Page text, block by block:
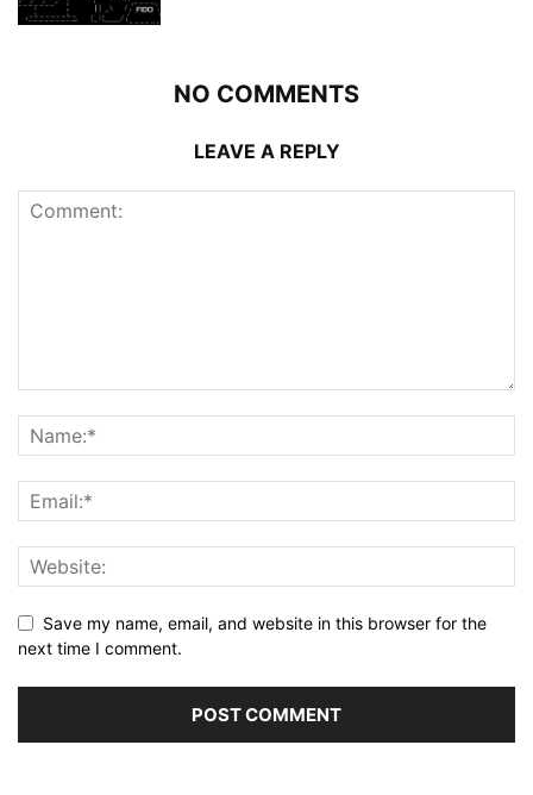
NO COMMENTS
LEAVE A REPLY
Save my name, email, and website in this browser for the
next time I comment.